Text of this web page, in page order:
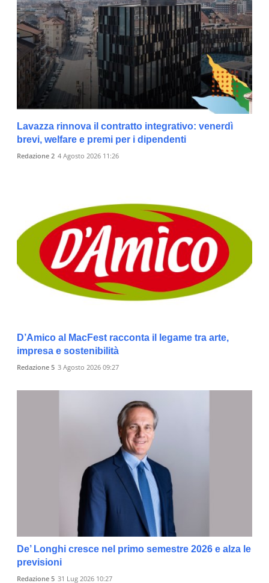
Lavazza rinnova il contratto integrativo: venerdì
brevi, welfare e premi per i dipendenti
Redazione 2 4 Agosto 2026 11:26
D’Amico al MacFest racconta il legame tra arte,
impresa e sostenibilità
Redazione 5 3 Agosto 2026 09:27
De’ Longhi cresce nel primo semestre 2026 e alza le
previsioni
Redazione 5 31 Lug 2026 10:27